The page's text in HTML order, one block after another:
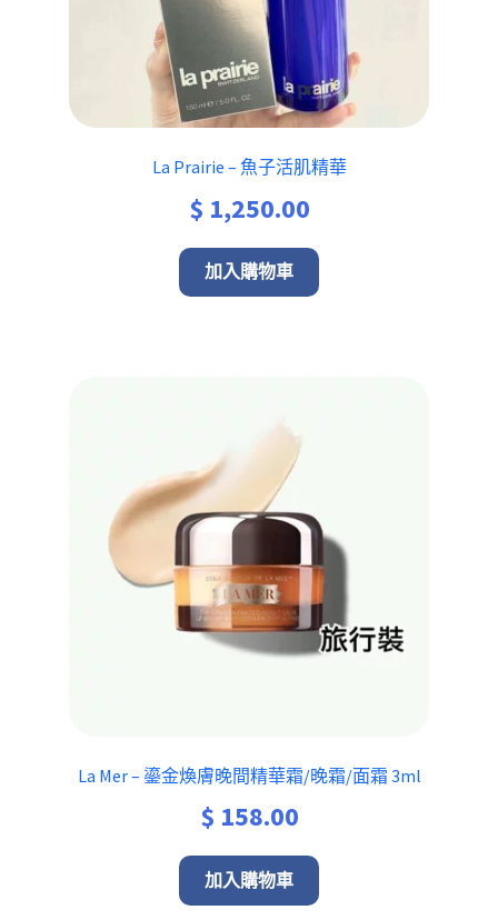
La Prairie – 魚子活肌精華
$ 1,250.00
加入購物車
La Mer – 鎏金煥膚晚間精華霜/晚霜/面霜 3ml
$ 158.00
加入購物車